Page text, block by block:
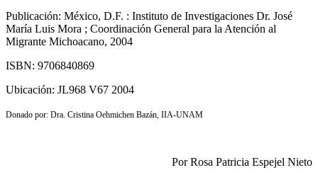
Publicación: México, D.F. : Instituto de Investigaciones Dr. José
María Luis Mora ; Coordinación General para la Atención al
Migrante Michoacano, 2004
ISBN: 9706840869
Ubicación: JL968 V67 2004
Donado por: Dra. Cristina Oehmichen Bazán, IIA-UNAM
Por Rosa Patricia Espejel Nieto